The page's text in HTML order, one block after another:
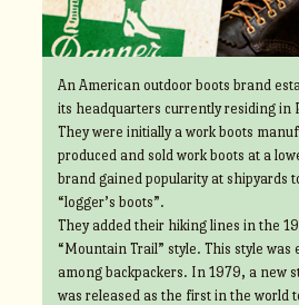
An American outdoor boots brand
its headquarters currently residing in
They were initially a work boots
produced and sold work boots at a
brand gained popularity at shipyards
“logger’s boots”.
They added their hiking lines in the
“Mountain Trail” style. This style was
among backpackers. In 1979, a new
was released as the first in the world